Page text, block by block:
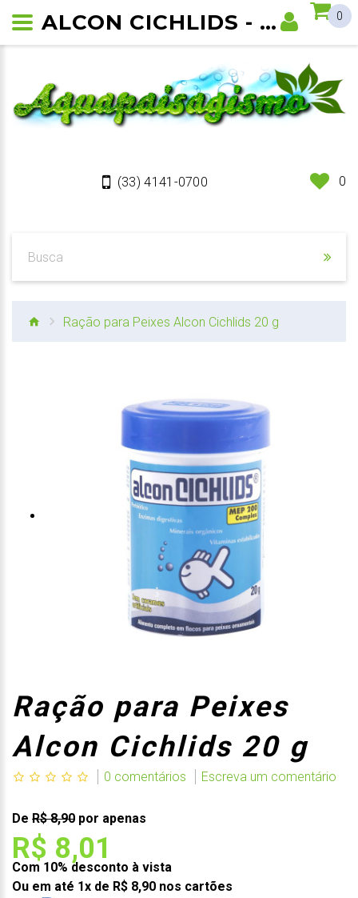
(33) 4141-0700 0
0
Ração para Peixes Alcon Cichlids 20 g
Ração para Peixes
Alcon Cichlids 20 g
0 comentários Escreva um comentário
De R$ 8,90 por apenas
R$ 8,01
Com 10% desconto à vista
Ou em até 1x de R$ 8,90 nos cartões
ALCON CICHLIDS - RAÇÃO PARA PEIXES